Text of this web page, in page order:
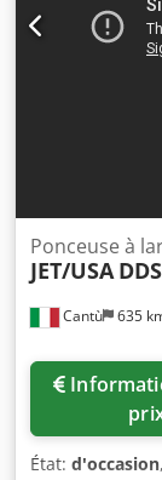
Vitesse de
abrasive : 600
d’avance –
Cantù 635
Ponceuse à
JET/USA
État: d'occasion